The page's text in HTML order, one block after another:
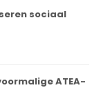
sociaal
ATEA-